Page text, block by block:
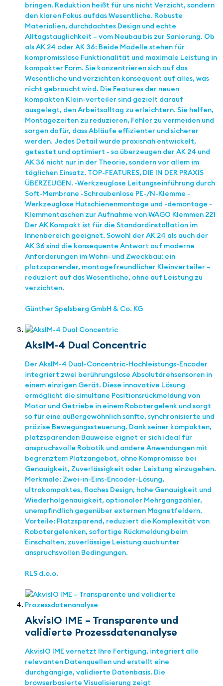
bringen. Reduktion heißt für uns nicht Verzicht, sondern
den klaren Fokus aufdas Wesentliche. Robuste
Materialien, durchdachtes Design und echte
Alltagstauglichkeit – vom Neubau bis zur Sanierung. Ob
als AK 24 oder AK 36: Beide Modelle stehen für
kompromisslose Funktionalität und maximale Leistung in
kompakter Form. Sie konzentrieren sich auf das
Wesentliche und verzichten konsequent auf alles, was
nicht gebraucht wird. Die Features der neuen
kompakten Klein-verteiler sind gezielt darauf
ausgelegt, den Arbeitsalltag zu erleichtern. Sie helfen,
Montagezeiten zu reduzieren, Fehler zu vermeiden und
sorgen dafür, dass Abläufe effizienter und sicherer
werden. Jedes Detail wurde praxisnah entwickelt,
getestet und optimiert - so überzeugen der AK 24 und
AK 36 nicht nur in der Theorie, sondern vor allem im
täglichen Einsatz. TOP-FEATURES, DIE IN DER PRAXIS
ÜBERZEUGEN. -Werkzeuglose Leitungseinführung durch
Soft-Membrane -Schraubenlose PE-/N-Klemme -
Werkzeuglose Hutschienenmontage und -demontage -
Klemmentaschen zur Aufnahme von WAGO Klemmen 221
Der AK Kompakt ist für die Standardinstallation im
Innenbereich geeignet. Sowohl der AK 24 als auch der
AK 36 sind die konsequente Antwort auf moderne
Anforderungen im Wohn- und Zweckbau: ein
platzsparender, montagefreundlicher Kleinverteiler –
reduziert auf das Wesentliche, ohne auf Leistung zu
verzichten.
Günther Spelsberg GmbH & Co. KG
AksIM-4 Dual Concentric
Der AksIM-4 Dual-Concentric-Hochleistungs-Encoder
integriert zwei berührungslose Absolutdrehsensoren in
einem einzigen Gerät. Diese innovative Lösung
ermöglicht die simultane Positionsrückmeldung von
Motor und Getriebe in einem Robotergelenk und sorgt
so für eine außergewöhnlich sanfte, synchronisierte und
präzise Bewegungssteuerung. Dank seiner kompakten,
platzsparenden Bauweise eignet er sich ideal für
anspruchsvolle Robotik und andere Anwendungen mit
begrenztem Platzangebot, ohne Kompromisse bei
Genauigkeit, Zuverlässigkeit oder Leistung einzugehen.
Merkmale: Zwei-in-Eins-Encoder-Lösung,
ultrakompaktes, flaches Design, hohe Genauigkeit und
Wiederholgenauigkeit, optionaler Mehrgangzähler,
unempfindlich gegenüber externen Magnetfeldern.
Vorteile: Platzsparend, reduziert die Komplexität von
Robotergelenken, sofortige Rückmeldung beim
Einschalten, zuverlässige Leistung auch unter
anspruchsvollen Bedingungen.
RLS d.o.o.
AkvisIO IME – Transparente und
validierte Prozessdatenanalyse
AkvisIO IME vernetzt Ihre Fertigung, integriert alle
relevanten Datenquellen und erstellt eine
durchgängige, validierte Datenbasis. Die
browserbasierte Visualisierung zeigt